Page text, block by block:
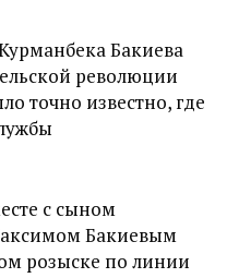
Бакиева
революции
точно известно, где
с сыном
Бакиевым
розыске по линии